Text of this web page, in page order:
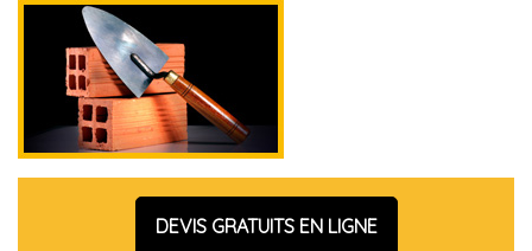
DEVIS GRATUITS EN LIGNE